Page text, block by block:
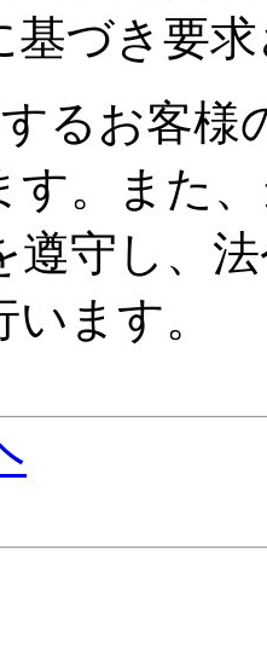
基づき要
るお客様
す。また
遵守し、
ます。